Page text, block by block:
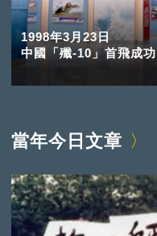
1998年3月23日
中國「殲-10」首飛成功
當年今日文章